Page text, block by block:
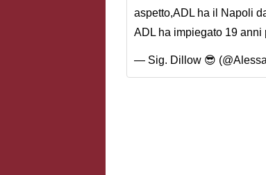
aspetto,ADL ha il Napoli
ADL ha impiegato 19
— Sig. Dillow 😎